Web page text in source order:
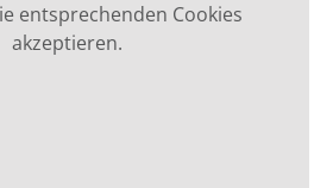
entsprechenden Cookies
akzeptieren.